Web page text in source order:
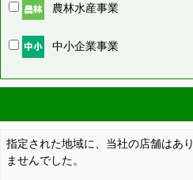
農林水産事業
中小企業事業
指定された地域に、当社の店舗はあり
ませんでした。